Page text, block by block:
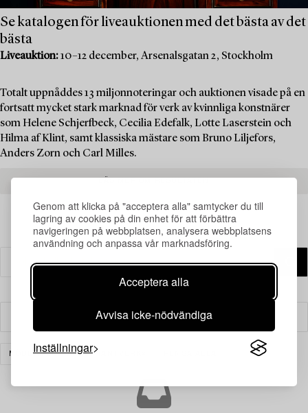
Genom att klicka på "acceptera alla" samtycker du till
lagring av cookies på din enhet för att förbättra
navigeringen på webbplatsen, analysera webbplatsens
användning och anpassa vår marknadsföring.
Acceptera alla
Avvisa icke-nödvändiga
Inställningar
Se katalogen för liveauktionen med det bästa av det
bästa
Liveauktion:10–12 december, Arsenalsgatan 2, Stockholm
Totalt uppnåddes 13 miljonnoteringar och auktionen visade på en
fortsatt mycket stark marknad för verk av kvinnliga konstnärer
som Helene Schjerfbeck, Cecilia Edefalk, Lotte Laserstein och
Hilma af Klint, samt klassiska mästare som Bruno Liljefors,
Anders Zorn och Carl Milles.
Filter
MÖBLER OCH KONSTHANTVERK